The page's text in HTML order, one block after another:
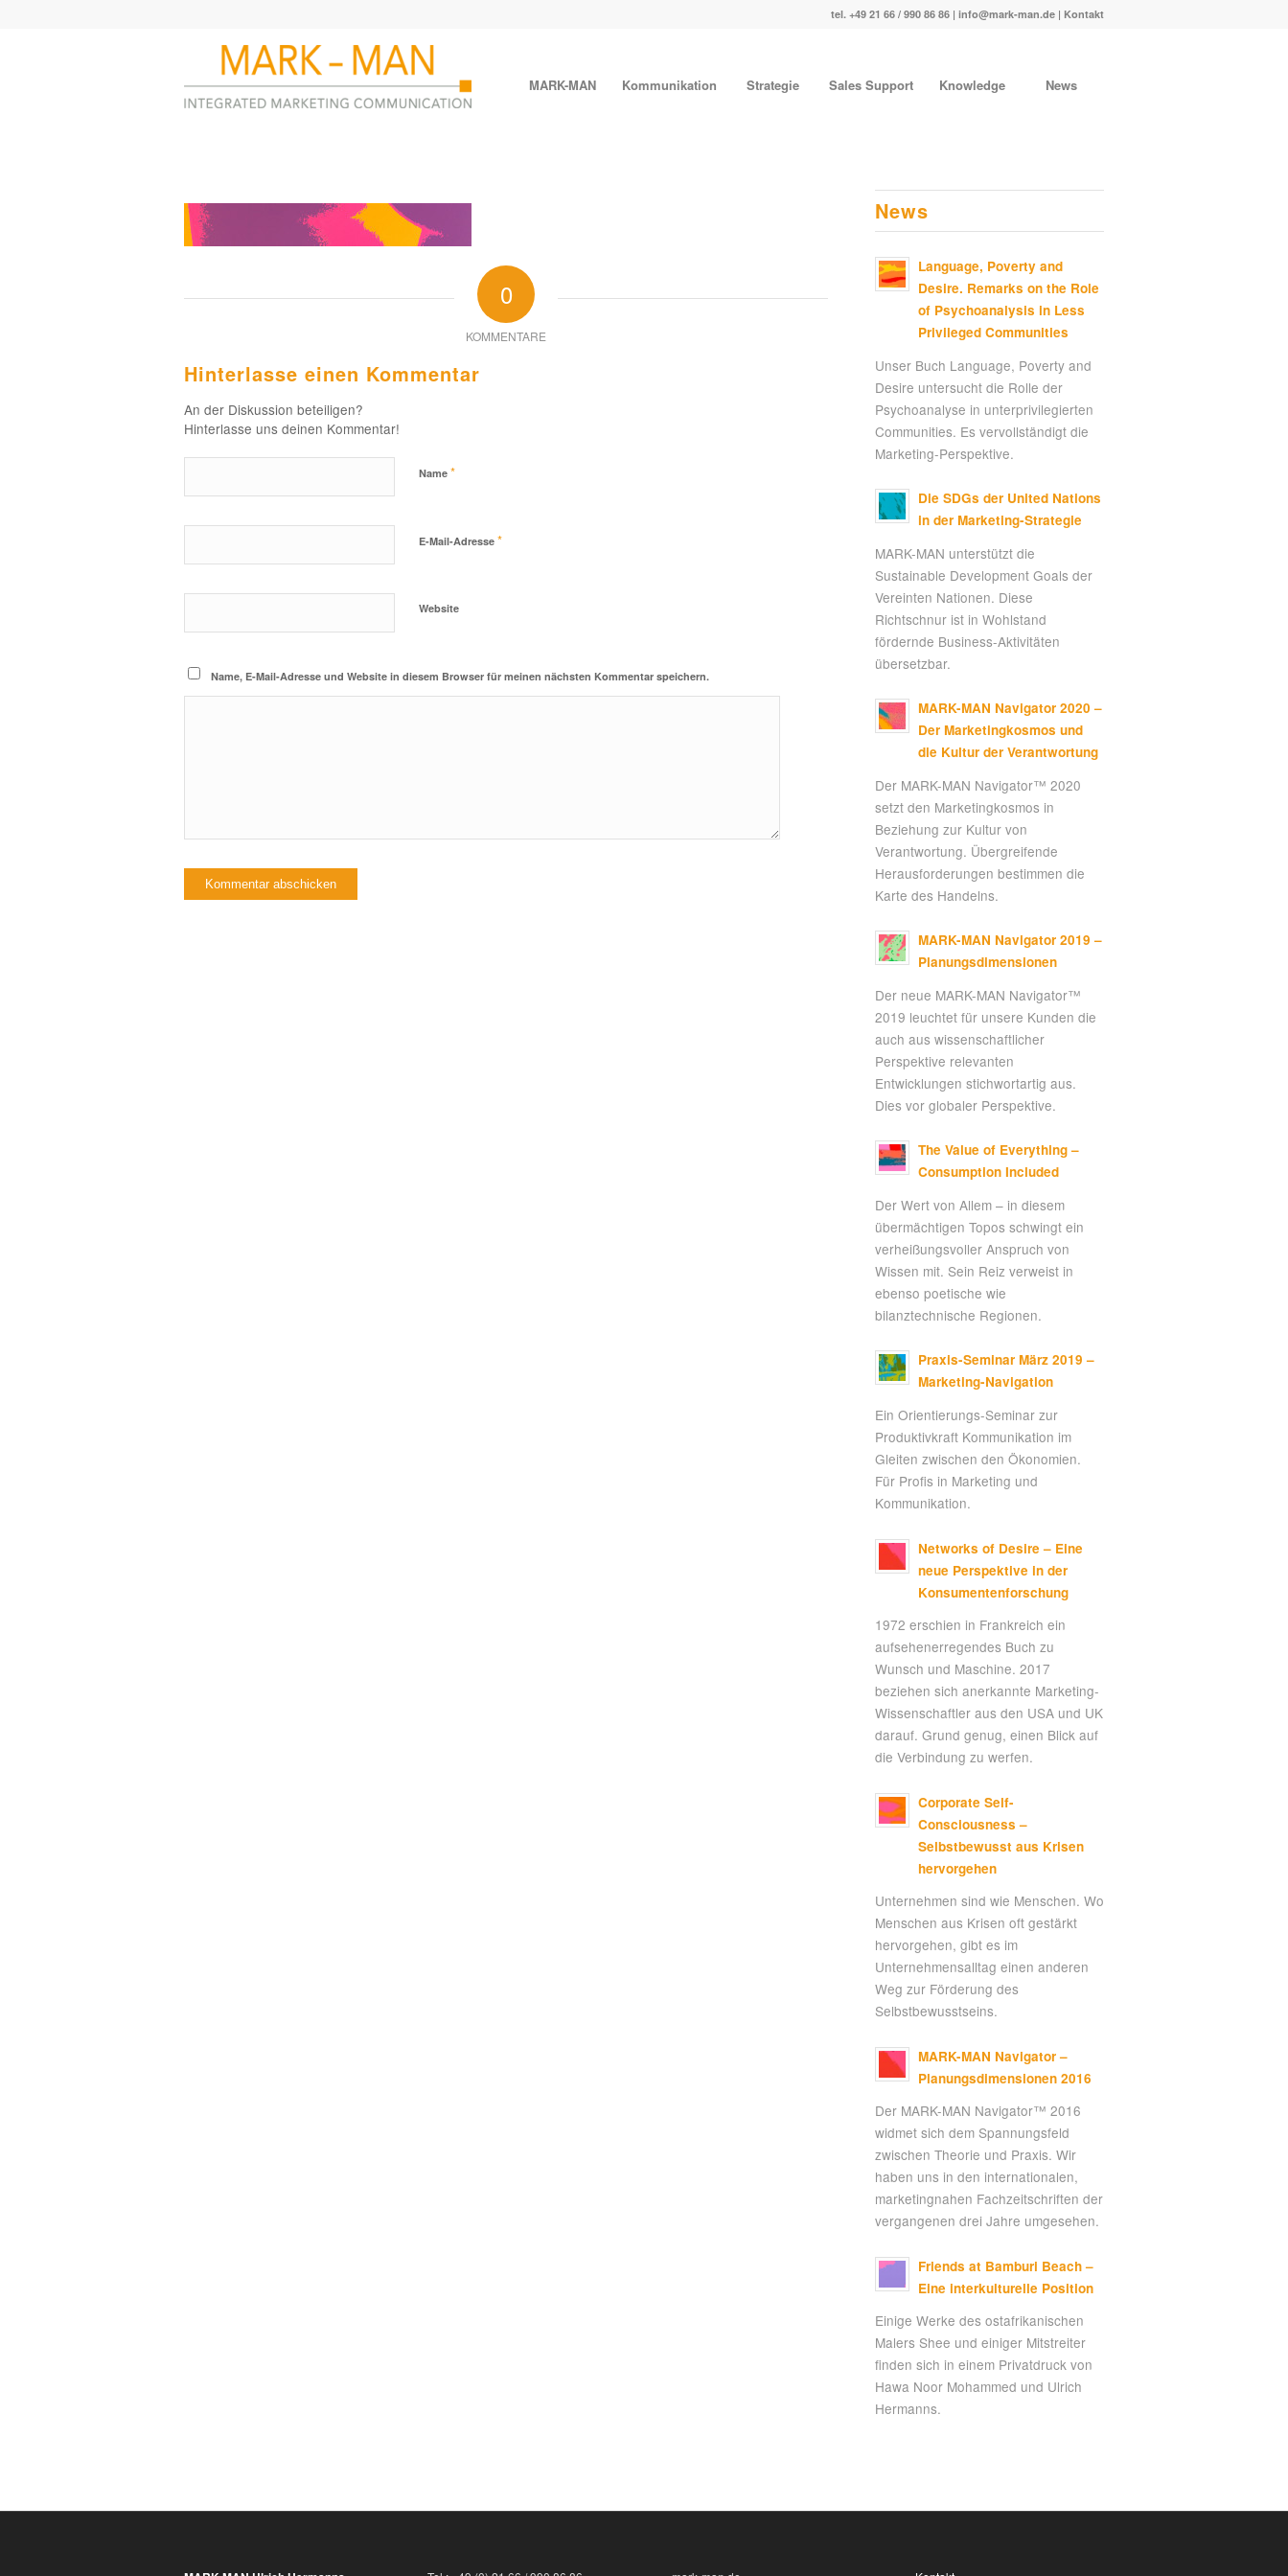
tel. +49 21 66 / 990 86 86 | info@mark-man.de | Kontakt
MARK-MAN Kommunikation Strategie Sales Support Knowledge News
0
KOMMENTARE
Hinterlasse einen Kommentar
An der Diskussion beteiligen?
Hinterlasse uns deinen Kommentar!
Name *
E-Mail-Adresse *
Website
Name, E-Mail-Adresse und Website in diesem Browser für meinen nächsten Kommentar speichern.
News
Language, Poverty and
Desire. Remarks on the Role
of Psychoanalysis in Less
Privileged Communities
Unser Buch Language, Poverty and
Desire untersucht die Rolle der
Psychoanalyse in unterprivilegierten
Communities. Es vervollständigt die
Marketing-Perspektive.
Die SDGs der United Nations
in der Marketing-Strategie
MARK-MAN unterstützt die
Sustainable Development Goals der
Vereinten Nationen. Diese
Richtschnur ist in Wohlstand
fördernde Business-Aktivitäten
übersetzbar.
MARK-MAN Navigator 2020 –
Der Marketingkosmos und
die Kultur der Verantwortung
Der MARK-MAN Navigator™ 2020
setzt den Marketingkosmos in
Beziehung zur Kultur von
Verantwortung. Übergreifende
Herausforderungen bestimmen die
Karte des Handelns.
MARK-MAN Navigator 2019 –
Planungsdimensionen
Der neue MARK-MAN Navigator™
2019 leuchtet für unsere Kunden die
auch aus wissenschaftlicher
Perspektive relevanten
Entwicklungen stichwortartig aus.
Dies vor globaler Perspektive.
The Value of Everything –
Consumption Included
Der Wert von Allem – in diesem
übermächtigen Topos schwingt ein
verheißungsvoller Anspruch von
Wissen mit. Sein Reiz verweist in
ebenso poetische wie
bilanztechnische Regionen.
Praxis-Seminar März 2019 –
Marketing-Navigation
Ein Orientierungs-Seminar zur
Produktivkraft Kommunikation im
Gleiten zwischen den Ökonomien.
Für Profis in Marketing und
Kommunikation.
Networks of Desire – Eine
neue Perspektive in der
Konsumentenforschung
1972 erschien in Frankreich ein
aufsehenerregendes Buch zu
Wunsch und Maschine. 2017
beziehen sich anerkannte Marketing-
Wissenschaftler aus den USA und UK
darauf. Grund genug, einen Blick auf
die Verbindung zu werfen.
Corporate Self-
Consciousness –
Selbstbewusst aus Krisen
hervorgehen
Unternehmen sind wie Menschen. Wo
Menschen aus Krisen oft gestärkt
hervorgehen, gibt es im
Unternehmensalltag einen anderen
Weg zur Förderung des
Selbstbewusstseins.
MARK-MAN Navigator –
Planungsdimensionen 2016
Der MARK-MAN Navigator™ 2016
widmet sich dem Spannungsfeld
zwischen Theorie und Praxis. Wir
haben uns in den internationalen,
marketingnahen Fachzeitschriften der
vergangenen drei Jahre umgesehen.
Friends at Bamburi Beach –
Eine interkulturelle Position
Einige Werke des ostafrikanischen
Malers Shee und einiger Mitstreiter
finden sich in einem Privatdruck von
Hawa Noor Mohammed und Ulrich
Hermanns.